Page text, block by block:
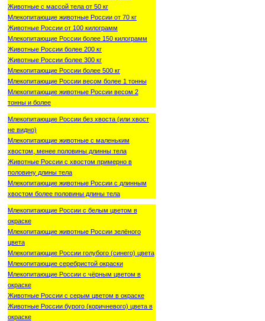
Животные с массой тела от 50 кг
Млекопитающие животные России от 70 кг
Животные России от 100 килограмм
Млекопитающие России более 150 килограмм
Животные России более 200 кг
Животные России более 300 кг
Млекопитающие России более 500 кг
Млекопитающие России весом более 1 тонны
Млекопитающие животные России весом 2
тонны и более
Млекопитающие России без хвоста (или хвост
не видно)
Млекопитающие животные с маленьким
хвостом, менее половины длинны тела
Животные России с хвостом примерно в
половину длины тела
Млекопитающие животные России с длинным
хвостом более половины длины тела
Млекопитающие России с белым цветом в
окраске
Млекопитающие животные России зелёного
цвета
Млекопитающие России голубого (синего) цвета
Млекопитающие серебристой окраски
Млекопитающие России с чёрным цветом в
окраске
Животные России с серым цветом в окраске
Животные России бурого (коричневого) цвета в
окраске